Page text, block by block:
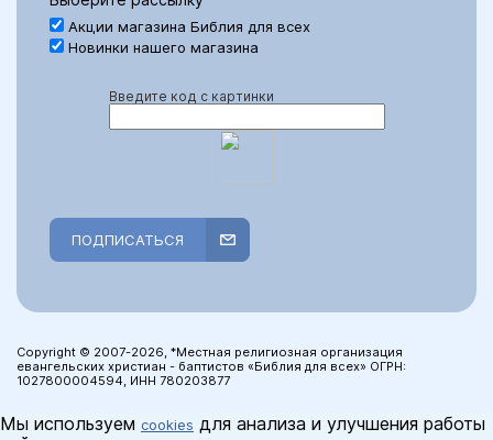
Акции магазина Библия для всех
Новинки нашего магазина
Введите код с картинки
ПОДПИСАТЬСЯ
Copyright © 2007-2026, *Местная религиозная организация
евангельских христиан - баптистов «Библия для всех» ОГРН:
1027800004594, ИНН 780203877
Мы используем cookies для анализа и улучшения работы